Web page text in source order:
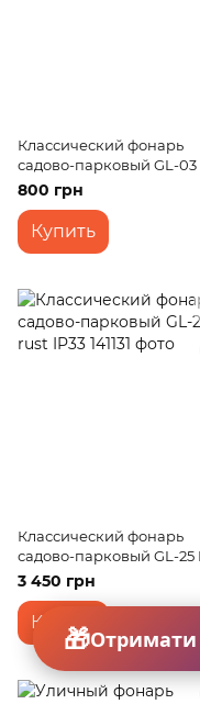
Классический фонарь
садово-парковый GL-03
AC IP33
800 грн
Купить
Классический фонарь
садово-парковый GL-25
rust IP33
3 450 грн
Купить
Отримати